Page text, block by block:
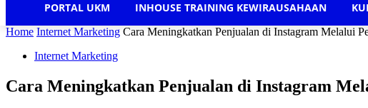
PORTAL UKM INHOUSE TRAINING KEWIRAUSAHAAN
Home Internet Marketing Cara Meningkatkan Penjualan di Instagram Melalui
Internet Marketing
Cara Meningkatkan Penjualan di Instagram